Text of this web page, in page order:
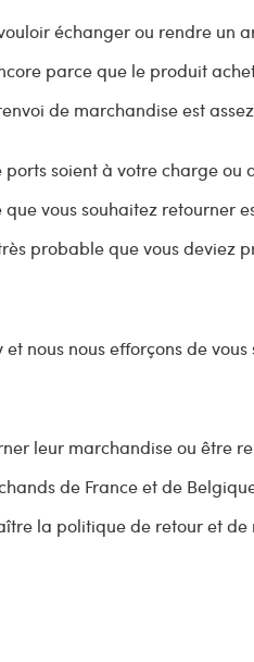
échanger ou rendre un
parce que le produit
de marchandise est
soient à votre charge ou
vous souhaitez retourner
probable que vous deviez
nous nous efforçons de
leur marchandise ou être
de France et de
la politique de retour et